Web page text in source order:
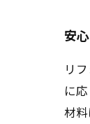
安
リ
に
材